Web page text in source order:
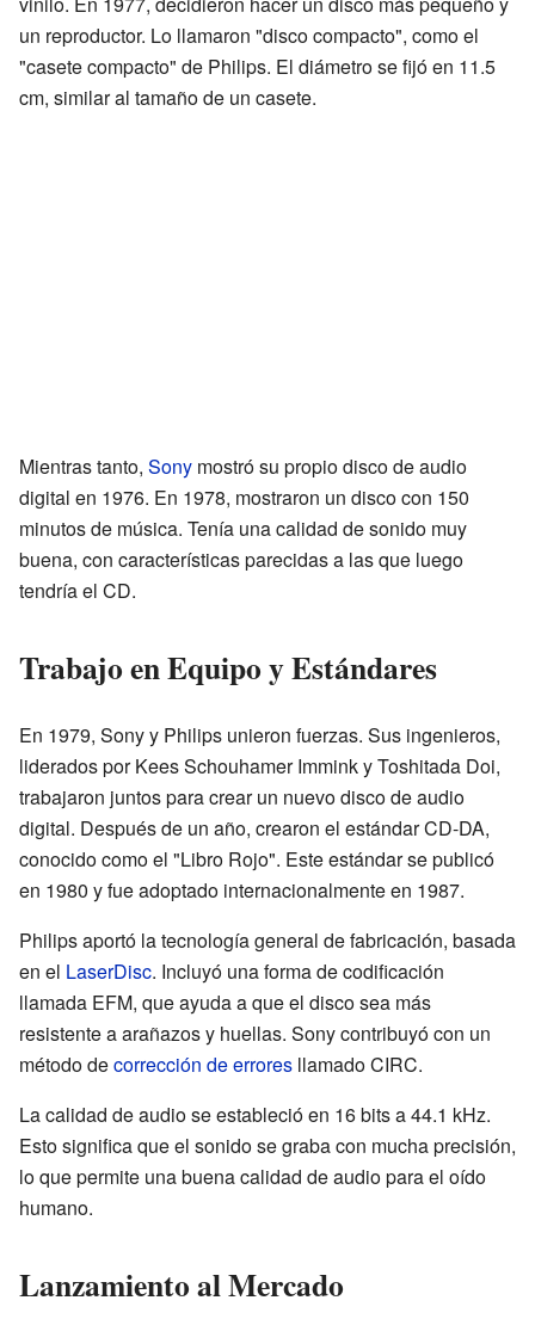
un reproductor. Lo llamaron "disco compacto", como el
"casete compacto" de Philips. El diámetro se fijó en 11.5
cm, similar al tamaño de un casete.
Mientras tanto, Sony mostró su propio disco de audio
digital en 1976. En 1978, mostraron un disco con 150
minutos de música. Tenía una calidad de sonido muy
buena, con características parecidas a las que luego
tendría el CD.
Trabajo en Equipo y Estándares
En 1979, Sony y Philips unieron fuerzas. Sus ingenieros,
liderados por Kees Schouhamer Immink y Toshitada Doi,
trabajaron juntos para crear un nuevo disco de audio
digital. Después de un año, crearon el estándar CD-DA,
conocido como el "Libro Rojo". Este estándar se publicó
en 1980 y fue adoptado internacionalmente en 1987.
Philips aportó la tecnología general de fabricación, basada
en el LaserDisc. Incluyó una forma de codificación
llamada EFM, que ayuda a que el disco sea más
resistente a arañazos y huellas. Sony contribuyó con un
método decorrección de errores llamado CIRC.
La calidad de audio se estableció en 16 bits a 44.1 kHz.
Esto significa que el sonido se graba con mucha precisión,
lo que permite una buena calidad de audio para el oído
humano.
Lanzamiento al Mercado